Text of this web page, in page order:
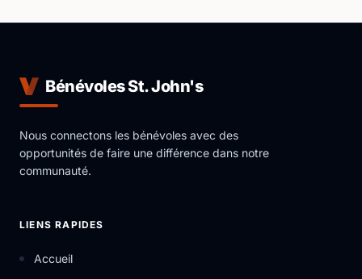
Bénévoles St. John's
Nous connectons les bénévoles avec des
opportunités de faire une différence dans notre
communauté.
LIENS RAPIDES
Accueil